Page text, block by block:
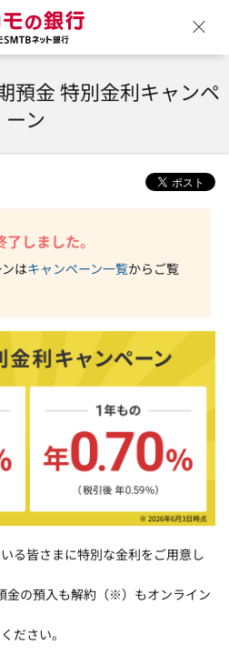
預金 特別金利キャンペ
ーン
しました。
はキャンペーン一覧からご覧
る皆さまに特別な金利をご用意し
金の預入も解約（※）もオンライン
ださい。